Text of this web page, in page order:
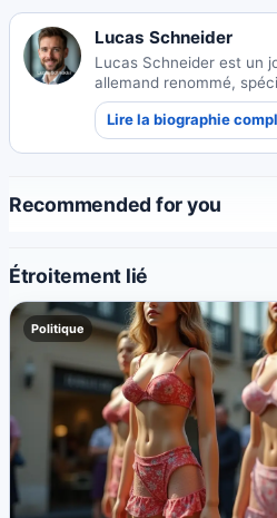
Lucas Schneider
Lucas Schneider est un
allemand renommé,
marchés mondiaux. Ses
démystifient les
pour le grand public.
Lire la biographie
Recommended for you
Étroitement lié
Politique